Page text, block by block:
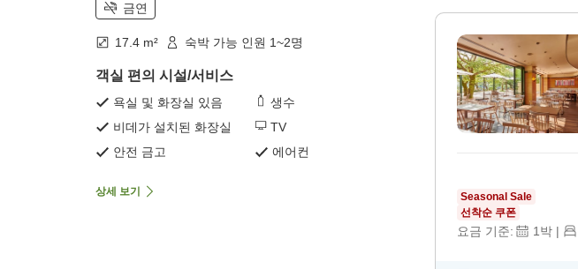
금연
17.4 m² 숙박 가능 인원 1~2명
객실 편의 시설/서비스
욕실 및 화장실 있음
생수
비데가 설치된 화장실
TV
안전 금고
에어컨
상세 보기
Seasonal Sale
선착순 쿠폰
요금 기준: 1박 |